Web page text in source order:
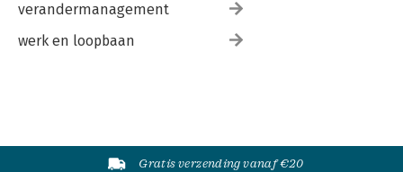
verandermanagement
werk en loopbaan
Gratis verzending vanaf €20